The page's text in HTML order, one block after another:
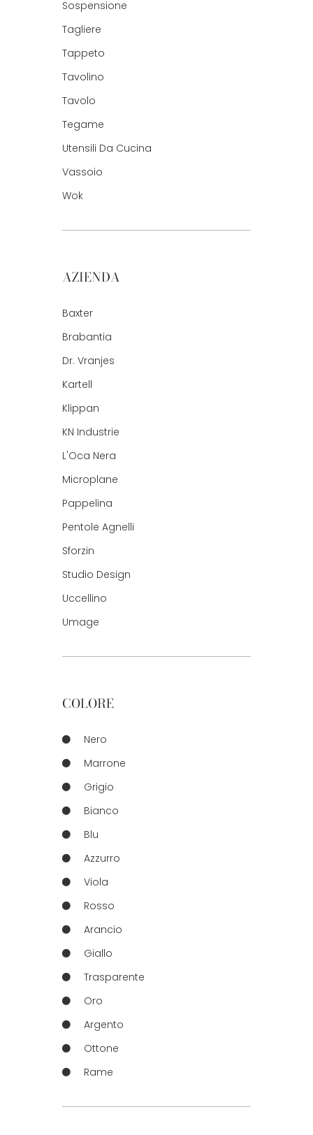
Sospensione
Tagliere
Tappeto
Tavolino
Tavolo
Tegame
Utensili Da Cucina
Vassoio
Wok
AZIENDA
Baxter
Brabantia
Dr. Vranjes
Kartell
Klippan
KN Industrie
L'Oca Nera
Microplane
Pappelina
Pentole Agnelli
Sforzin
Studio Design
Uccellino
Umage
COLORE
Nero
Marrone
Grigio
Bianco
Blu
Azzurro
Viola
Rosso
Arancio
Giallo
Trasparente
Oro
Argento
Ottone
Rame